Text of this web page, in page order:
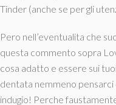
Tinder (anche se per gli
Pero nell’eventualita che
questa commento sopra
cosa adatto e essere sui
dentata nemmeno pensarci
indugio! Perche